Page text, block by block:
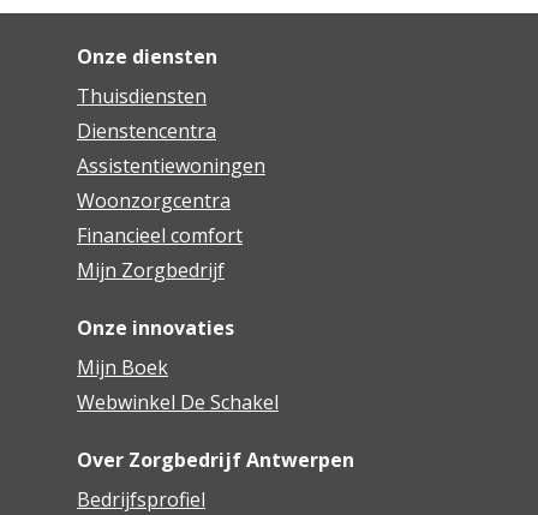
Onze diensten
Thuisdiensten
Dienstencentra
Assistentiewoningen
Woonzorgcentra
Financieel comfort
Mijn Zorgbedrijf
Onze innovaties
Mijn Boek
Webwinkel De Schakel
Over Zorgbedrijf Antwerpen
Bedrijfsprofiel